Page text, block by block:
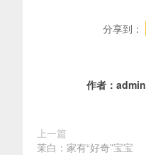
分享到：
作者： admin
上一篇
茉白：家有“好奇”宝宝